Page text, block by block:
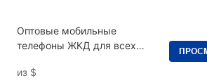
Оптовые мобильные
телефоны ЖКД для всех
Samsung Incell и OLED
из $